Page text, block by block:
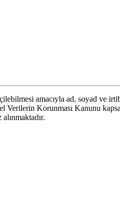
amacıyla ad, soyad ve
Korunması Kanunu